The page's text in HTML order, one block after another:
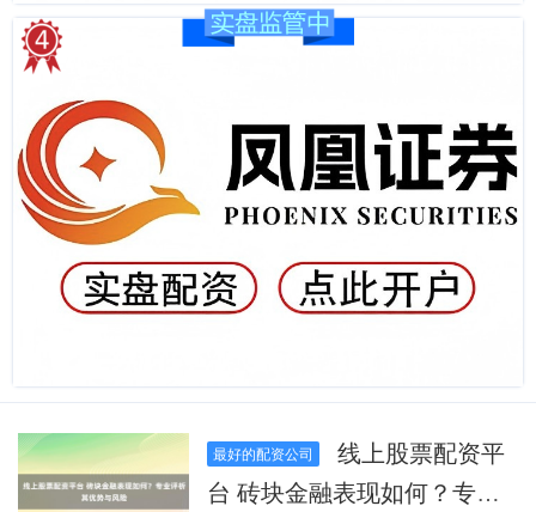
最好的配资公司
线上股票配资平
台 砖块金融表现如何？专业